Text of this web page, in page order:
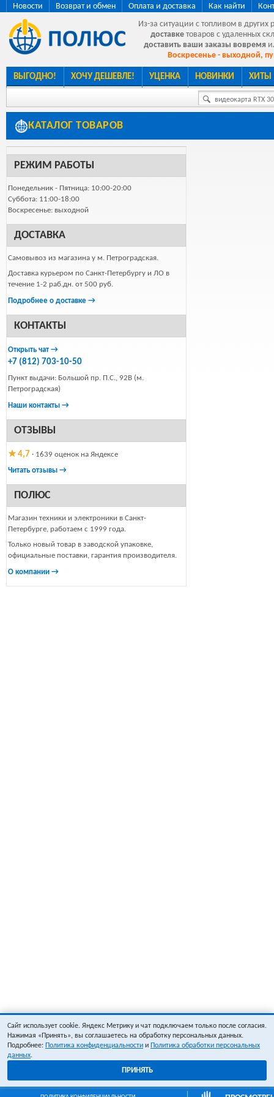
Новости Возврат и обмен Оплата и доставка Как найти
Из-за ситуации с топливом в других
доставке товаров с удаленных
доставить ваши заказы вовремя
Воскресенье - выходной,
ВЫГОДНО! ХОЧУ ДЕШЕВЛЕ! УЦЕНКА НОВИНКИ ХИТЫ
видеокарта RTX
КАТАЛОГ ТОВАРОВ
РЕЖИМ РАБОТЫ
Понедельник - Пятница: 10:00-20:00
Суббота: 11:00-18:00
Воскресенье: выходной
ДОСТАВКА
Самовывоз из магазина у м. Петроградская.
Доставка курьером по Санкт-Петербургу и ЛО в
течение 1-2 раб.дн. от 500 руб.
Подробнее о доставке →
КОНТАКТЫ
Открыть чат →
+7 (812) 703-10-50
Пункт выдачи: Большой пр. П.С., 92В (м.
Петроградская)
Наши контакты →
ОТЗЫВЫ
★ 4,7 · 1639 оценок на Яндексе
Читать отзывы →
ПОЛЮС
Магазин техники и электроники в Санкт-
Петербурге, работаем с 1999 года.
Только новый товар в заводской упаковке,
официальные поставки, гарантия производителя.
О компании →
Сайт использует cookie. Яндекс Метрику и чат подключаем только после согласия.
Нажимая «Принять», вы соглашаетесь на обработку персональных данных.
Подробнее: Политика конфиденциальности и Политика обработки персональных
данных.
ПРИНЯТЬ